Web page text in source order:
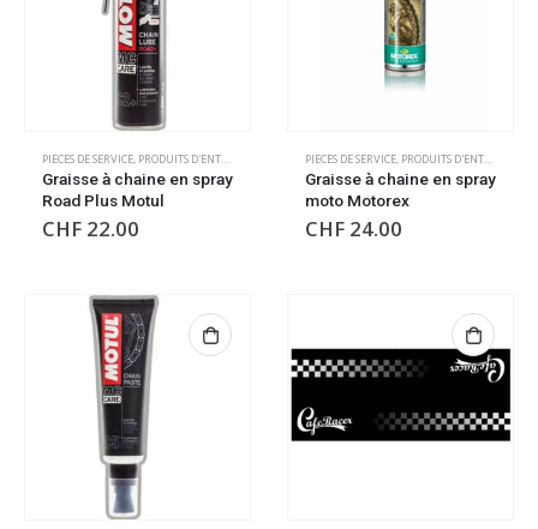
PIECES DE SERVICE, PRODUITS D'ENTRETIEN
Graisse à chaine en spray
Road Plus Motul
CHF 22.00
PIECES DE SERVICE, PRODUITS D'ENTRETIEN
Graisse à chaine en spray
moto Motorex
CHF 24.00